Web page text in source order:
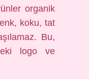
organik
koku, tat
Bu,
logo ve